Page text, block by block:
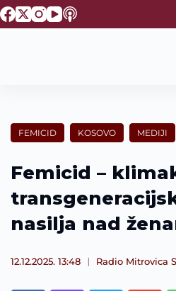
S
k
e
t
FEMICID KOSOVO MEDIJI
Femicid –
nasilja nad
12.12.2025. 13:48 Radio Mitrovica